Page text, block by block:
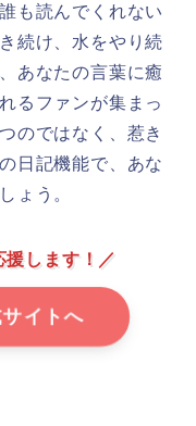
も読んでくれない
続け、水をやり続
あなたの言葉に癒
るファンが集まっ
のではなく、惹き
日記機能で、あな
ょう。
援します！／
イトへ